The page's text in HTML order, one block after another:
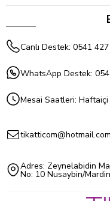
Canlı Destek: 0541
WhatsApp Destek:
Mesai Saatleri:
tikatticom@hotmail.com
Adres: Zeynelabidin
No: 10 Nusaybin/Mardin